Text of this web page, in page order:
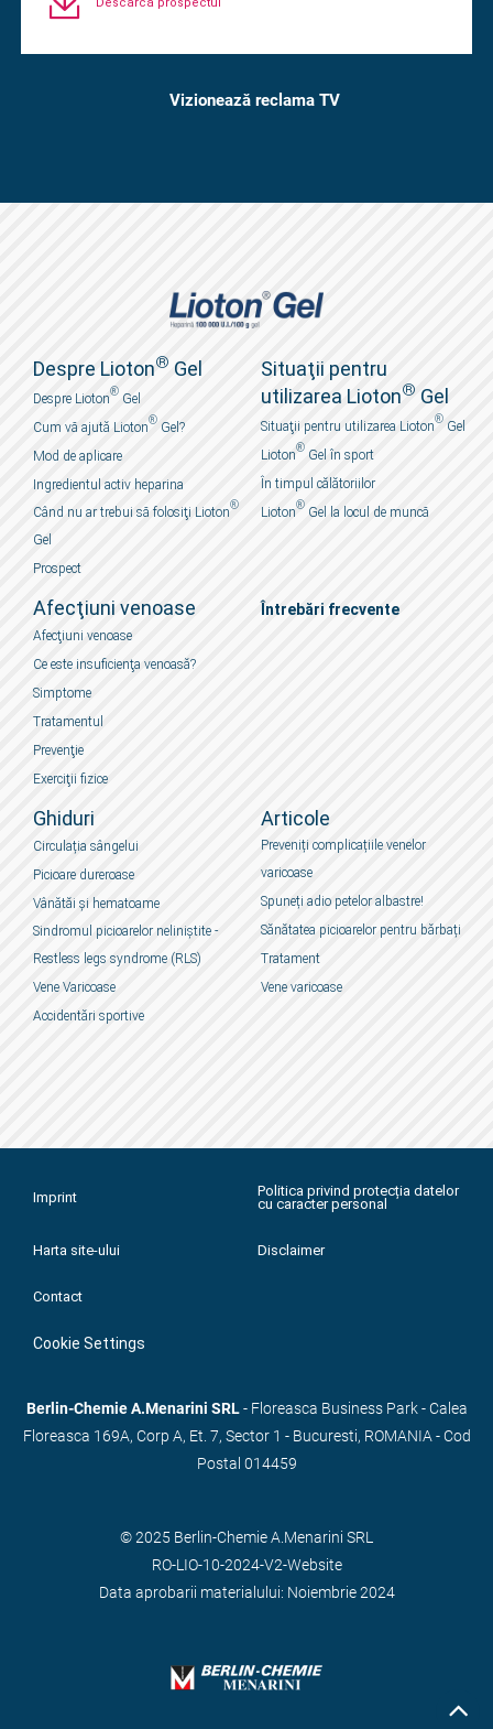
Descarcă prospectul
Vizionează reclama TV
Despre Lioton® Gel
Despre Lioton® Gel
Cum vӑ ajută Lioton® Gel?
Mod de aplicare
Ingredientul activ heparina
Când nu ar trebui sӑ folosiţi Lioton®
Gel
Prospect
Situaţii pentru
utilizarea Lioton® Gel
Situaţii pentru utilizarea Lioton® Gel
Lioton® Gel în sport
În timpul călătoriilor
Lioton® Gel la locul de muncӑ
Afecţiuni venoase
Afecţiuni venoase
Ce este insuficienţa venoasă?
Simptome
Tratamentul
Prevenţie
Exerciţii fizice
Întrebări frecvente
Ghiduri
Circulația sângelui
Picioare dureroase
Vânătăi și hematoame
Sindromul picioarelor neliniștite -
Restless legs syndrome (RLS)
Vene Varicoase
Accidentări sportive
Articole
Preveniți complicațiile venelor
varicoase
Spuneți adio petelor albastre!
Sănătatea picioarelor pentru bărbați
Tratament
Vene varicoase
Imprint
Politica privind protecția datelor
cu caracter personal
Harta site-ului Disclaimer
Contact
Cookie Settings
Berlin-Chemie A.Menarini SRL- Floreasca Business Park - Calea
Floreasca 169A, Corp A, Et. 7, Sector 1 - Bucuresti, ROMANIA - Cod
Postal 014459
© 2025 Berlin-Chemie A.Menarini SRL
RO-LIO-10-2024-V2-Website
Data aprobarii materialului: Noiembrie 2024